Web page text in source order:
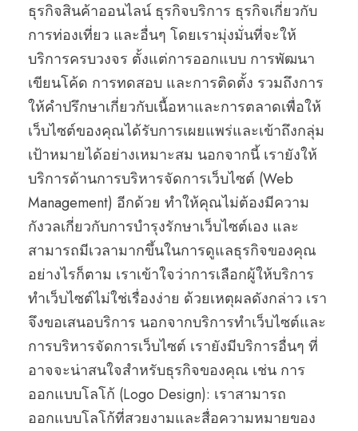
ธุรกิจสินค้าออนไลน์ ธุรกิจบริการ ธุรกิจเกี่ยวกับ
การท่องเที่ยว และอื่นๆ โดยเรามุ่งมั่นที่จะให้
บริการครบวงจร ตั้งแต่การออกแบบ การพัฒนา
เขียนโค้ด การทดสอบ และการติดตั้ง รวมถึงการ
ให้คำปรึกษาเกี่ยวกับเนื้อหาและการตลาดเพื่อให้
เว็บไซต์ของคุณได้รับการเผยแพร่และเข้าถึงกลุ่ม
เป้าหมายได้อย่างเหมาะสม นอกจากนี้ เรายังให้
บริการด้านการบริหารจัดการเว็บไซต์ (Web
Management) อีกด้วย ทำให้คุณไม่ต้องมีความ
กังวลเกี่ยวกับการบำรุงรักษาเว็บไซต์เอง และ
สามารถมีเวลามากขึ้นในการดูแลธุรกิจของคุณ
อย่างไรก็ตาม เราเข้าใจว่าการเลือกผู้ให้บริการ
ทำเว็บไซต์ไม่ใช่เรื่องง่าย ด้วยเหตุผลดังกล่าว เรา
จึงขอเสนอบริการ นอกจากบริการทำเว็บไซต์และ
การบริหารจัดการเว็บไซต์ เรายังมีบริการอื่นๆ ที่
อาจจะน่าสนใจสำหรับธุรกิจของคุณ เช่น การ
ออกแบบโลโก้ (Logo Design): เราสามารถ
ออกแบบโลโก้ที่สวยงามและสื่อความหมายของ